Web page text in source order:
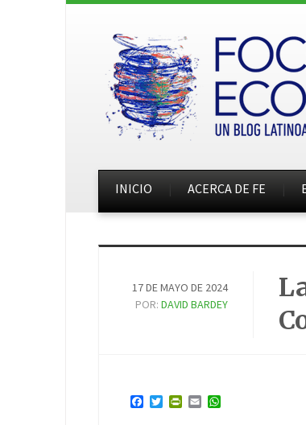
INICIO ACERCA DE FE
17 DE MAYO DE 2024
POR:DAVID BARDEY
Facebook
TwitterPrintFriendly
Email